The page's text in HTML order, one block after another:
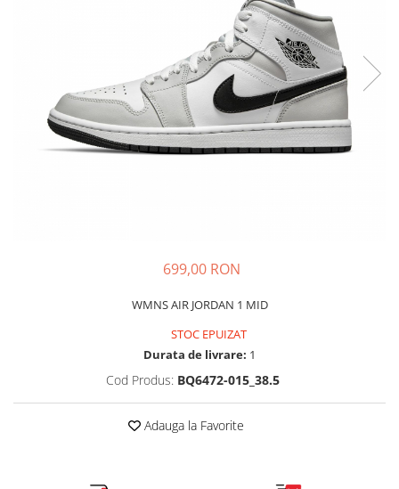
Geci si veste copii
Pantaloni scurti Copii
Accesorii
Ingrijire incaltaminte
699,00 RON
WMNS AIR JORDAN 1 MID
STOC EPUIZAT
Durata de livrare: 1
Cod Produs: BQ6472-015_38.5
Adauga la Favorite